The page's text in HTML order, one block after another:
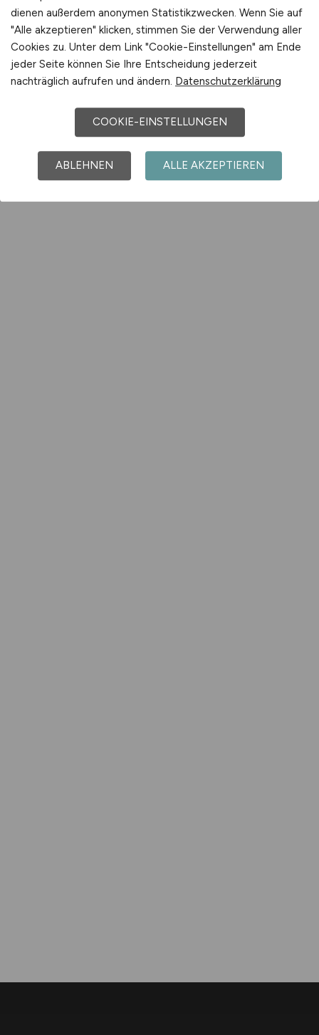
dienen außerdem anonymen Statistikzwecken. Wenn Sie auf
"Alle akzeptieren" klicken, stimmen Sie der Verwendung aller
Cookies zu. Unter dem Link "Cookie-Einstellungen" am Ende
jeder Seite können Sie Ihre Entscheidung jederzeit
nachträglich aufrufen und ändern. Datenschutzerklärung
COOKIE-EINSTELLUNGEN
ABLEHNEN ALLE AKZEPTIEREN